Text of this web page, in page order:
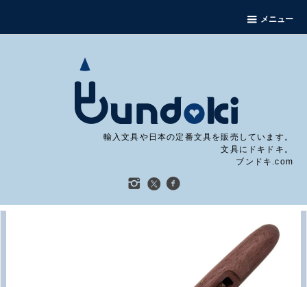
メニュー
輸入文具や日本の定番文具を販売しています。
文具にドキドキ。
ブンドキ.com